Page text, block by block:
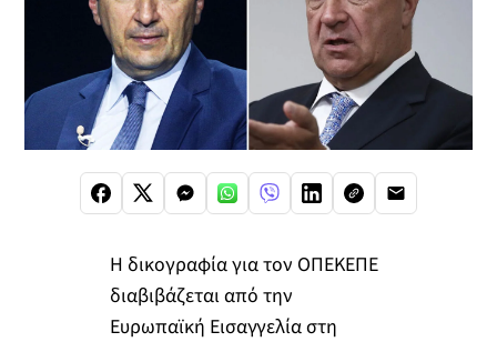
Η δικογραφία για τον ΟΠΕΚΕΠΕ
διαβιβάζεται από την
Ευρωπαϊκή Εισαγγελία στη